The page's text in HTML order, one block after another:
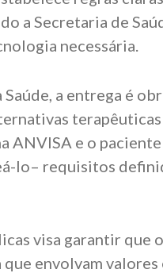
a Secretaria de
necessária.
a entrega é
ANVISA e o
lo– requisitos
visa garantir que
envolvam